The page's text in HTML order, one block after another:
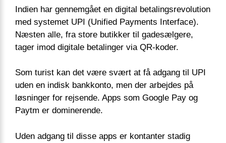
Indien har gennemgået en digital betalingsrevolution
med systemet UPI (Unified Payments Interface).
Næsten alle, fra store butikker til gadesælgere,
tager imod digitale betalinger via QR-koder.
Som turist kan det være svært at få adgang til UPI
uden en indisk bankkonto, men der arbejdes på
løsninger for rejsende. Apps som Google Pay og
Paytm er dominerende.
Uden adgang til disse apps er kontanter stadig